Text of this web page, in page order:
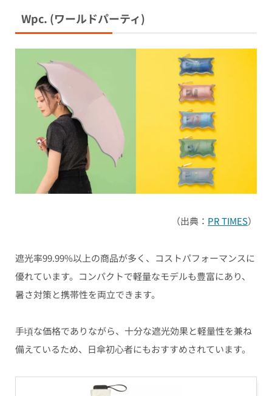
Wpc. (ワールドパーティ)
（出典： PR TIMES）
遮光率99.99%以上の商品が多く、コストパフォーマンスに
優れています。コンパクトで軽量なモデルも豊富にあり、
暑さ対策と携帯性を両立できます。
手頃な価格でありながら、十分な遮光効果と軽量性を兼ね
備えているため、日傘初心者にもおすすめされています。